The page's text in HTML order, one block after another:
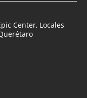
Center, Locales